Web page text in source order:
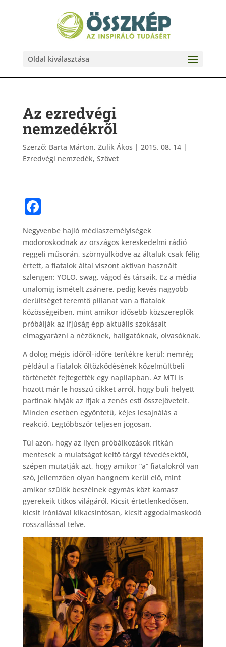
Oldal kiválasztása
Az ezredvégi
nemzedékről
Szerző: Barta Márton, Zulik Ákos | 2015. 08. 14|
Ezredvégi nemzedék, Szövet
F
c
e
b
o
o
k
Negyvenbe hajló médiaszemélyiségek
modoroskodnak az országos kereskedelmi rádió
reggeli műsorán, szörnyülködve az általuk csak félig
értett, a fiatalok által viszont aktívan használt
szlengen: YOLO, swag, vágod és társaik. Ez a média
unalomig ismételt zsánere, pedig kevés nagyobb
derültséget teremtő pillanat van a fiatalok
közösségeiben, mint amikor idősebb közszereplők
próbálják az ifjúság épp aktuális szokásait
elmagyarázni a nézőknek, hallgatóknak, olvasóknak.
A dolog mégis időről-időre terítékre kerül: nemrég
például a fiatalok öltözködésének közelmúltbeli
történetét fejtegették egy napilapban. Az MTI is
hozott már le hosszú cikket arról, hogy buli helyett
partinak hívják az ifjak a zenés esti összejövetelt.
Minden esetben egyöntetű, kéjes lesajnálás a
reakció. Legtöbbször teljesen jogosan.
Túl azon, hogy az ilyen próbálkozások ritkán
mentesek a mulatságot keltő tárgyi tévedésektől,
szépen mutatják azt, hogy amikor “a” fiatalokról van
szó, jellemzően olyan hangnem kerül elő, mint
amikor szülők beszélnek egymás közt kamasz
gyerekeik titkos világáról. Kicsit értetlenkedősen,
kicsit iróniával kikacsintósan, kicsit aggodalmaskodó
rosszallással telve.